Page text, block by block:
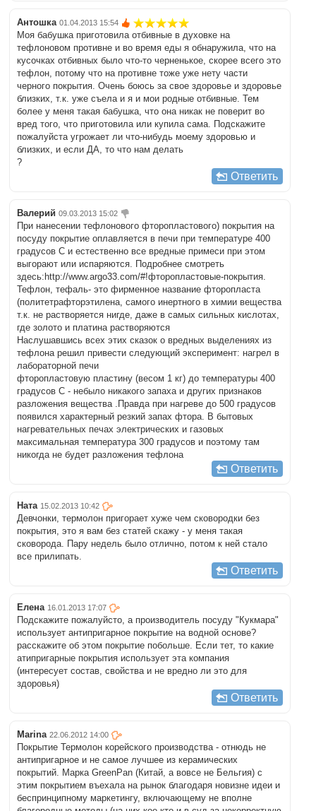
Антошка 01.04.2013 15:54
Моя бабушка приготовила отбивные в духовке на
тефлоновом противне и во время еды я обнаружила, что на
кусочках отбивных было что-то черненькое, скорее всего это
тефлон, потому что на противне тоже уже нету части
черного покрытия. Очень боюсь за свое здоровье и здоровье
близких, т.к. уже съела и я и мои родные отбивные. Тем
более у меня такая бабушка, что она никак не поверит во
вред того, что приготовила или купила сама. Подскажите
пожалуйста угрожает ли что-нибудь моему здоровью и
близких, и если ДА, то что нам делать
?
Ответить
Валерий 09.03.2013 15:02
При нанесении тефлонового фторопластового) покрытия на
посуду покрытие оплавляется в печи при температуре 400
градусов С и естественно все вредные примеси при этом
выгорают или испаряются. Подробнее смотреть
здесь:http://www.argo33.com/#!фторопластовые-покрытия.
Тефлон, тефаль- это фирменное название фторопласта
(политетрафторэтилена, самого инертного в химии вещества
т.к. не растворяется нигде, даже в самых сильных кислотах,
где золото и платина растворяются
Наслушавшись всех этих сказок о вредных выделениях из
тефлона решил привести следующий эксперимент: нагрел в
лабораторной печи
фторопластовую пластину (весом 1 кг) до температуры 400
градусов С - небыло никакого запаха и других признаков
разложения вещества .Правда при нагреве до 500 градусов
появился характерный резкий запах фтора. В бытовых
нагревательных печах электрических и газовых
максимальная температура 300 градусов и поэтому там
никогда не будет разложения тефлона
Ответить
Ната 15.02.2013 10:42
Девчонки, термолон пригорает хуже чем сковородки без
покрытия, это я вам без статей скажу - у меня такая
сковорода. Пару недель было отлично, потом к ней стало
все прилипать.
Ответить
Елена 16.01.2013 17:07
Подскажите пожалуйсто, а производитель посуду "Кукмара"
использует антипригарное покрытие на водной основе?
расскажите об этом покрытие побольше. Если тет, то какие
атипригарные покрытия использует эта компания
(интересует состав, свойства и не вредно ли это для
здоровья)
Ответить
Marina 22.06.2012 14:00
Покрытие Термолон корейского производства - отнюдь не
антипригарное и не самое лучшее из керамических
покрытий. Марка GreenPan (Китай, а вовсе не Бельгия) с
этим покрытием въехала на рынок благодаря новизне идеи и
беспринципному маркетингу, включающему не вполне